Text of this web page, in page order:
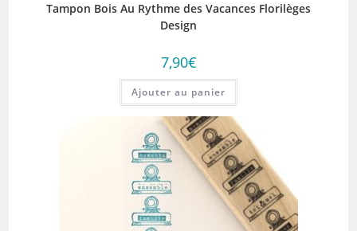
Tampon Bois Au Rythme des Vacances Florilèges
Design
7,90€
Ajouter au panier